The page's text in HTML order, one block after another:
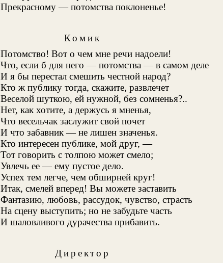
Прекрасному — потомства поклоненье!
Комик
Потомство! Вот о чем мне речи надоели!
Что, если б для него — потомства — в самом деле
И я бы перестал смешить честной народ?
Кто ж публику тогда, скажите, развлечет
Веселой шуткою, ей нужной, без сомненья?..
Нет, как хотите, а держусь я мненья,
Что весельчак заслужит свой почет
И что забавник — не лишен значенья.
Кто интересен публике, мой друг, —
Тот говорить с толпою может смело;
Увлечь ее — ему пустое дело.
Успех тем легче, чем обширней круг!
Итак, смелей вперед! Вы можете заставить
Фантазию, любовь, рассудок, чувство, страсть
На сцену выступить; но не забудьте часть
И шаловливого дурачества прибавить.
Директор